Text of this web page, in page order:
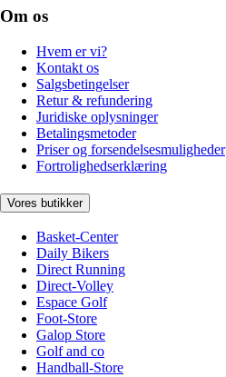
Om os
Hvem er vi?
Kontakt os
Salgsbetingelser
Retur & refundering
Juridiske oplysninger
Betalingsmetoder
Priser og forsendelsesmuligheder
Fortrolighedserklæring
Vores butikker
Basket-Center
Daily Bikers
Direct Running
Direct-Volley
Espace Golf
Foot-Store
Galop Store
Golf and co
Handball-Store